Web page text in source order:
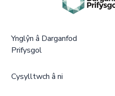
Ynglŷn â Darganfod
Prifysgol
Cysylltwch â ni